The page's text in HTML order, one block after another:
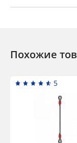
Похожие
5